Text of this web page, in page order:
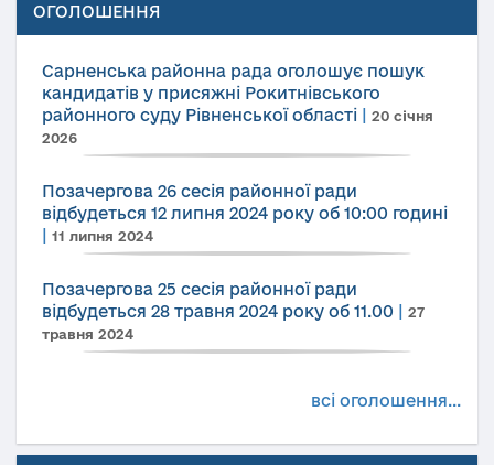
ОГОЛОШЕННЯ
Сарненська районна рада оголошує пошук
кандидатів у присяжні Рокитнівського
районного суду Рівненської області
20 січня
2026
Позачергова 26 сесія районної ради
відбудеться 12 липня 2024 року об 10:00 годині
11 липня 2024
Позачергова 25 сесія районної ради
відбудеться 28 травня 2024 року об 11.00
27
травня 2024
всі оголошення...